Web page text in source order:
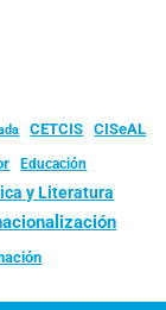
CETCIS CISeAL
Educación
y Literatura